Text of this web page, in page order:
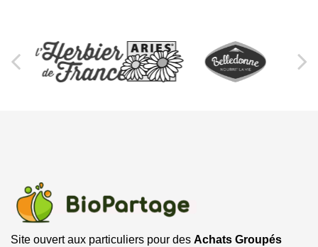
Site ouvert aux particuliers pour des Achats Groupés